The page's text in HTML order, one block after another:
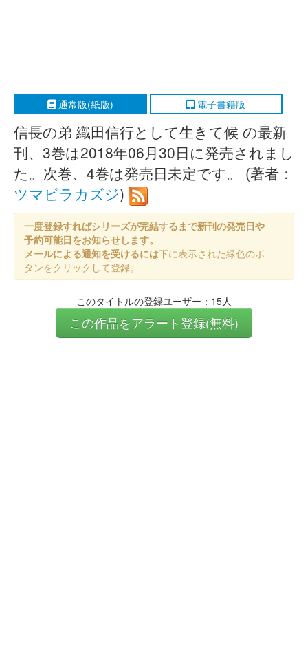
通常版(紙版) 電子書籍版
信長の弟 織田信行として生きて候 の最新
刊、3巻は2018年06月30日に発売されまし
た。次巻、4巻は発売日未定です。 (著者：
ツマビラカズジ)
一度登録すればシリーズが完結するまで新刊の発売日や
予約可能日をお知らせします。
メールによる通知を受けるには下に表示された緑色のボ
タンをクリックして登録。
このタイトルの登録ユーザー：15人
この作品をアラート登録(無料)